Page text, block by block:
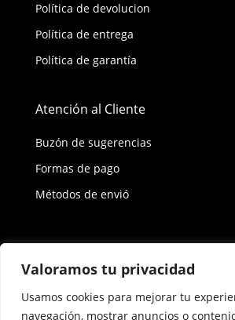
Valoramos tu privacidad
Usamos cookies para mejorar tu
navegación, mostrar anuncios o
Política de devolucion
Política de entrega
Política de garantía
Atención al Cliente
Buzón de sugerencias
Formas de pago
Métodos de envió
Política de privacidad
Copyright © 2026 Reisix. Todos los